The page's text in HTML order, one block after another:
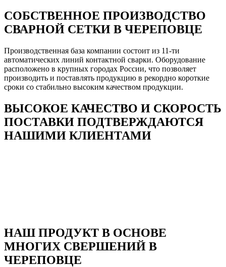
СОБСТВЕННОЕ ПРОИЗВОДСТВО
СВАРНОЙ СЕТКИ В ЧЕРЕПОВЦЕ
Производственная база компании состоит из 11-ти
автоматических линий контактной сварки. Оборудование
расположено в крупных городах России, что позволяет
производить и поставлять продукцию в рекордно короткие
сроки со стабильно высоким качеством продукции.
ВЫСОКОЕ КАЧЕСТВО И СКОРОСТЬ
ПОСТАВКИ ПОДТВЕРЖДАЮТСЯ
НАШИМИ КЛИЕНТАМИ
НАШ ПРОДУКТ В ОСНОВЕ
МНОГИХ СВЕРШЕНИЙ В
ЧЕРЕПОВЦЕ